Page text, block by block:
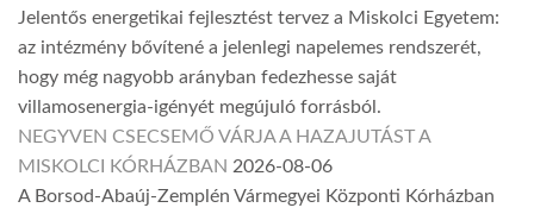
Jelentős energetikai fejlesztést tervez a Miskolci Egyetem:
az intézmény bővítené a jelenlegi napelemes rendszerét,
hogy még nagyobb arányban fedezhesse saját
villamosenergia-igényét megújuló forrásból.
NEGYVEN CSECSEMŐ VÁRJA A HAZAJUTÁST A
MISKOLCI KÓRHÁZBAN 2026-08-06
A Borsod-Abaúj-Zemplén Vármegyei Központi Kórházban